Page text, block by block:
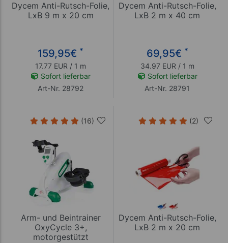
Dycem Anti-Rutsch-Folie,
LxB 9 m x 20 cm
159,95€ *
17.77 EUR / 1 m
Sofort lieferbar
Art-Nr. 28792
Dycem Anti-Rutsch-Folie,
LxB 2 m x 40 cm
69,95€ *
34.97 EUR / 1 m
Sofort lieferbar
Art-Nr. 28791
(16)
Arm- und Beintrainer
OxyCycle 3+,
motorgestützt
(2)
Dycem Anti-Rutsch-Folie,
LxB 2 m x 20 cm